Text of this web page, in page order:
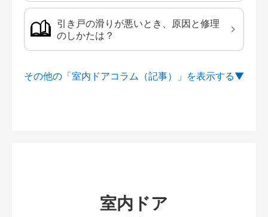
引き戸の滑りが悪いとき、原因と修理
のしかたは？
その他の「室内ドアコラム（記事）」を
室内ドア